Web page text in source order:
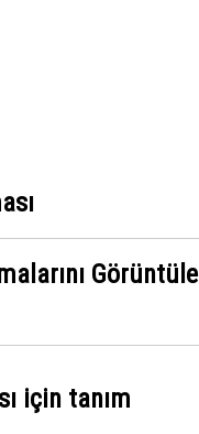
Görüntüle
için tanım